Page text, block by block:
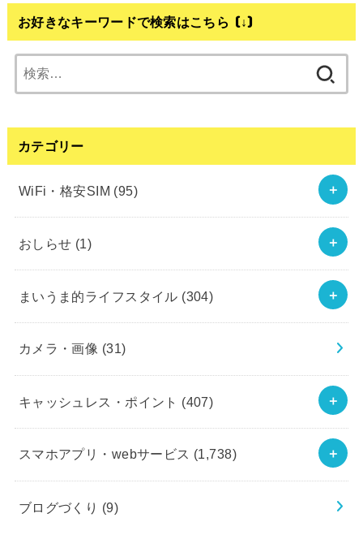
お好きなキーワードで検索はこちら (↓)
索:
カテゴリー
WiFi・格安SIM (95)
おしらせ (1)
まいうま的ライフスタイル (304)
カメラ・画像 (31)
キャッシュレス・ポイント (407)
スマホアプリ・webサービス (1,738)
ブログづくり (9)